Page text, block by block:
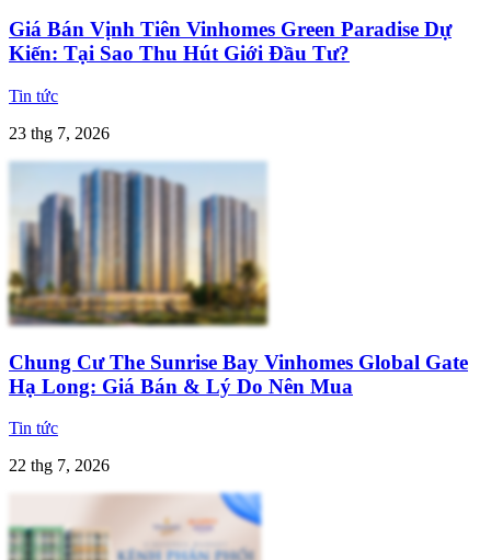
Giá Bán Vịnh Tiên Vinhomes Green Paradise Dự
Kiến: Tại Sao Thu Hút Giới Đầu Tư?
Tin tức
23 thg 7, 2026
Chung Cư The Sunrise Bay Vinhomes Global Gate
Hạ Long: Giá Bán & Lý Do Nên Mua
Tin tức
22 thg 7, 2026